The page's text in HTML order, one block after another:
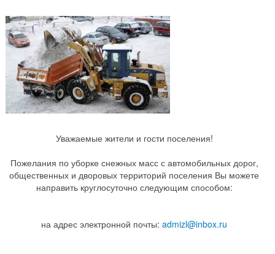
Уважаемые жители и гости поселения!
Пожелания по уборке снежных масс с автомобильных дорог,
общественных и дворовых территорий поселения Вы можете
направить круглосуточно следующим способом:
на адрес электронной почты: admizl@inbox.ru